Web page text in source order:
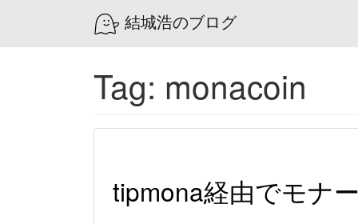
結城浩のブログ
Tag: monacoin
tipmona経由でモナ